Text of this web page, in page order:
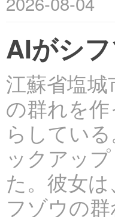
AIがシ
江蘇省塩
の群れを
らしてい
ックアッ
た。彼女
フゾウの